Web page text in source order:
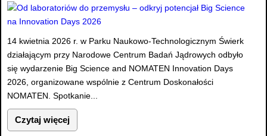
14 kwietnia 2026 r. w Parku Naukowo-Technologicznym Świerk
działającym przy Narodowe Centrum Badań Jądrowych odbyło
się wydarzenie Big Science and NOMATEN Innovation Days
2026, organizowane wspólnie z Centrum Doskonałości
NOMATEN. Spotkanie...
Czytaj więcej